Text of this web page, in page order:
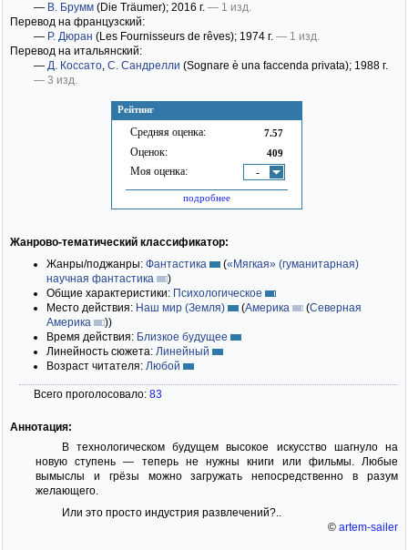
Рейтинг
Средняя оценка: 7.57
Оценок: 409
Моя оценка: -
подробнее
— В. Брумм (Die Träumer); 2016 г. — 1 изд.
Перевод на французский:
— Р. Дюран (Les Fournisseurs de rêves); 1974 г. — 1 изд.
Перевод на итальянский:
— Д. Коссато, С. Сандрелли (Sognare è una faccenda privata); 1988 г.
— 3 изд.
Жанрово-тематический классификатор:
Жанры/поджанры: Фантастика («Мягкая» (гуманитарная)
научная фантастика
)
Общие характеристики: Психологическое
Место действия: Наш мир (Земля) (Америка (Северная
Америка
))
Время действия: Близкое будущее
Линейность сюжета: Линейный
Возраст читателя: Любой
Всего проголосовало: 83
Аннотация:
В технологическом будущем высокое искусство шагнуло на
новую ступень — теперь не нужны книги или фильмы. Любые
вымыслы и грёзы можно загружать непосредственно в разум
желающего.
Или это просто индустрия развлечений?..
© artem-sailer